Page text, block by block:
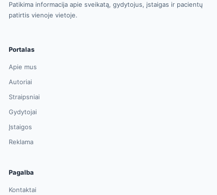
Patikima informacija apie sveikatą, gydytojus, įstaigas ir pacientų
patirtis vienoje vietoje.
Portalas
Apie mus
Autoriai
Straipsniai
Gydytojai
Įstaigos
Reklama
Pagalba
Kontaktai